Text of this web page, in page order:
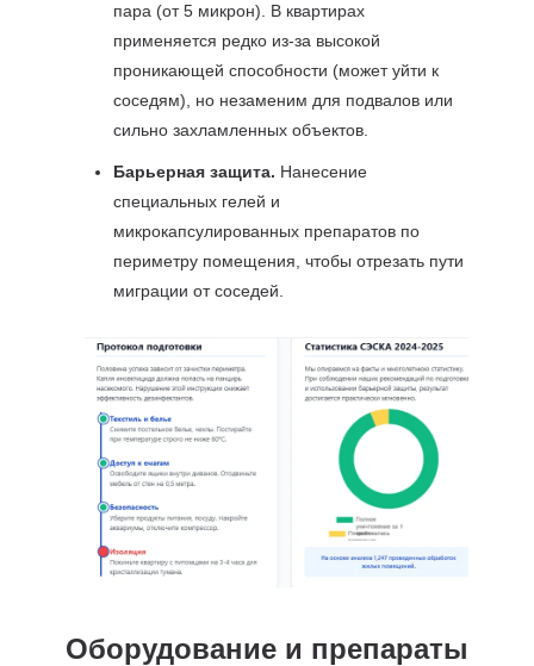
пара (от 5 микрон). В квартирах
применяется редко из-за высокой
проникающей способности (может уйти к
соседям), но незаменим для подвалов или
сильно захламленных объектов.
Барьерная защита. Нанесение
специальных гелей и
микрокапсулированных препаратов по
периметру помещения, чтобы отрезать пути
миграции от соседей.
Оборудование и препараты